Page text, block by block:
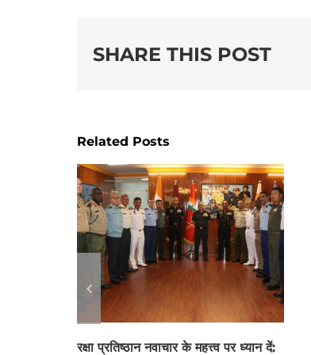
SHARE THIS POST
Related Posts
रक्षा प्रतिष्ठान नवाचार के महत्त्व पर ध्यान दें: